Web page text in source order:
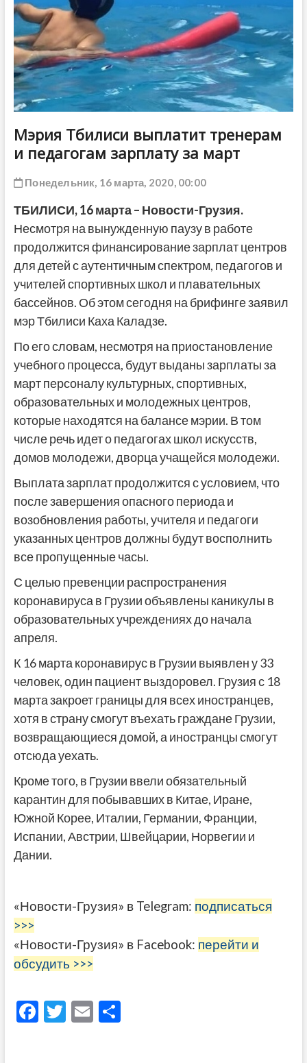
Мэрия Тбилиси выплатит тренерам
и педагогам зарплату за март
Понедельник, 16 марта, 2020, 00:00
ТБИЛИСИ,16марта – Новости-Грузия.
Несмотря на вынужденную паузу в работе
продолжится финансирование зарплат центров
для детей с аутентичным спектром, педагогов и
учителей спортивных школ и плавательных
бассейнов. Об этом сегодня на брифинге заявил
мэр Тбилиси Каха Каладзе.
По его словам, несмотря на приостановление
учебного процесса, будут выданы зарплаты за
март персоналу культурных, спортивных,
образовательных и молодежных центров,
которые находятся на балансе мэрии. В том
числе речь идет о педагогах школ искусств,
домов молодежи, дворца учащейся молодежи.
Выплата зарплат продолжится с условием, что
после завершения опасного периода и
возобновления работы, учителя и педагоги
указанных центров должны будут восполнить
все пропущенные часы.
С целью превенции распространения
коронавируса в Грузии объявлены каникулы в
образовательных учреждениях до начала
апреля.
К 16 марта коронавирус в Грузии выявлен у 33
человек, один пациент выздоровел. Грузия с 18
марта закроет границы для всех иностранцев,
хотя в страну смогут въехать граждане Грузии,
возвращающиеся домой, а иностранцы смогут
отсюда уехать.
Кроме того, в Грузии ввели обязательный
карантин для побывавших в Китае, Иране,
Южной Корее, Италии, Германии, Франции,
Испании, Австрии, Швейцарии, Норвегии и
Дании.
«Новости-Грузия» в Telegram: подписаться
>>>
«Новости-Грузия» в Facebook: перейти и
обсудить >>>
F T E О